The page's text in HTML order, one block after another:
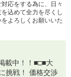
応をする為に、日々
込めて全力を尽くし
よろしくお願いいた
載中！！■□■大
挑戦！ 価格交渉